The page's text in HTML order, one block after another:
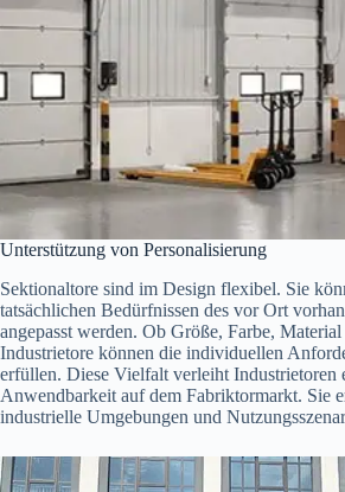
Unterstützung von Personalisierung
Sektionaltore sind im Design flexibel. Sie
tatsächlichen Bedürfnissen des vor Ort
angepasst werden. Ob Größe, Farbe,
Industrietore können die individuellen
erfüllen. Diese Vielfalt verleiht Industrietoren
Anwendbarkeit auf dem Fabriktormarkt. Sie
industrielle Umgebungen und